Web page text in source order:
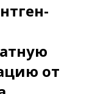
от